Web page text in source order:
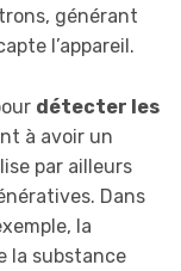
générant
l’appareil.
détecter les
à avoir un
par ailleurs
Dans
la
la substance